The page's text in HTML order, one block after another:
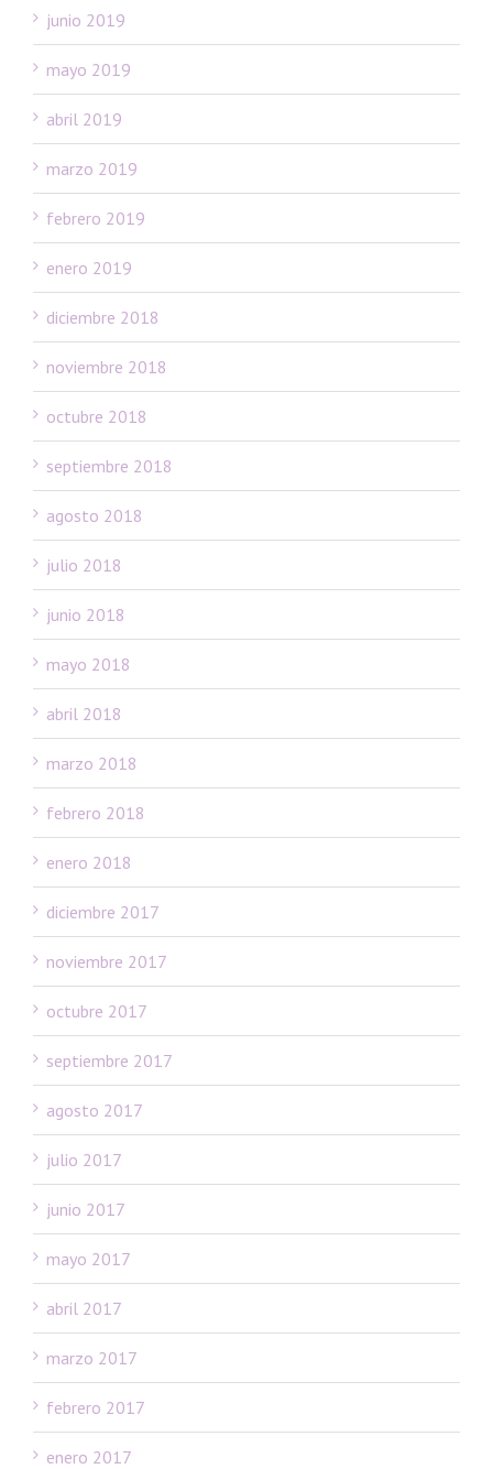
junio 2019
mayo 2019
abril 2019
marzo 2019
febrero 2019
enero 2019
diciembre 2018
noviembre 2018
octubre 2018
septiembre 2018
agosto 2018
julio 2018
junio 2018
mayo 2018
abril 2018
marzo 2018
febrero 2018
enero 2018
diciembre 2017
noviembre 2017
octubre 2017
septiembre 2017
agosto 2017
julio 2017
junio 2017
mayo 2017
abril 2017
marzo 2017
febrero 2017
enero 2017